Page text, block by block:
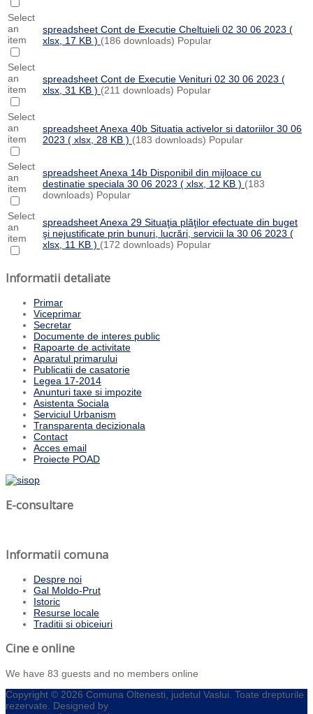
Select
an
item
spreadsheet Cont de Executie Cheltuieli 02 30 06 2023 (
xlsx, 17 KB ) (186 downloads) Popular
Select
an
item
spreadsheet Cont de Executie Venituri 02 30 06 2023 (
xlsx, 31 KB ) (211 downloads) Popular
Select
an
item
spreadsheetAnexa 40b Situatia activelor si datoriilor 30 06
2023 ( xlsx, 28 KB ) (183 downloads) Popular
Select
an
item
spreadsheetAnexa 14b Disponibil din mijloace cu
destinatie speciala 30 06 2023 ( xlsx, 12 KB ) (183
downloads) Popular
Select
an
item
spreadsheetAnexa 29 Situaţia plăţilor efectuate din buget
şi nejustificate prin bunuri, lucrări, servicii la 30 06 2023 (
xlsx, 11 KB ) (172 downloads) Popular
Informatii detaliate
Primar
Viceprimar
Secretar
Documente de interes public
Rapoarte de activitate
Aparatul primarului
Publicatii de casatorie
Legea 17-2014
Anunturi taxe si impozite
Asistenta Sociala
Serviciul Urbanism
Transparenta decizionala
Contact
Acces email
Proiecte POAD
E-consultare
Informatii comuna
Despre noi
Gal Moldo-Prut
Istoric
Resurse locale
Traditii si obiceiuri
Cine e online
We have 83 guests and no members online
Copyright © 2026 Comuna Oltenesti, judetul Vaslui. Toate drepturile
rezervate. Designed by